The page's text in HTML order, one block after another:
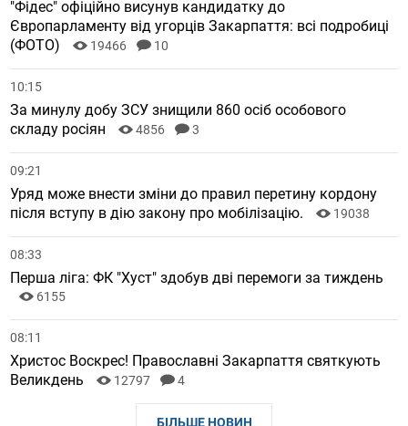
"Фідес" офіційно висунув кандидатку до
Європарламенту від угорців Закарпаття: всі подробиці
(ФОТО)
19466 10
10:15
За минулу добу ЗСУ знищили 860 осіб особового
складу росіян
4856 3
09:21
Уряд може внести зміни до правил перетину кордону
після вступу в дію закону про мобілізацію.
19038
08:33
Перша ліга: ФК "Хуст" здобув дві перемоги за тиждень
6155
08:11
Христос Воскрес! Православні Закарпаття святкують
Великдень
12797 4
БІЛЬШЕ НОВИН